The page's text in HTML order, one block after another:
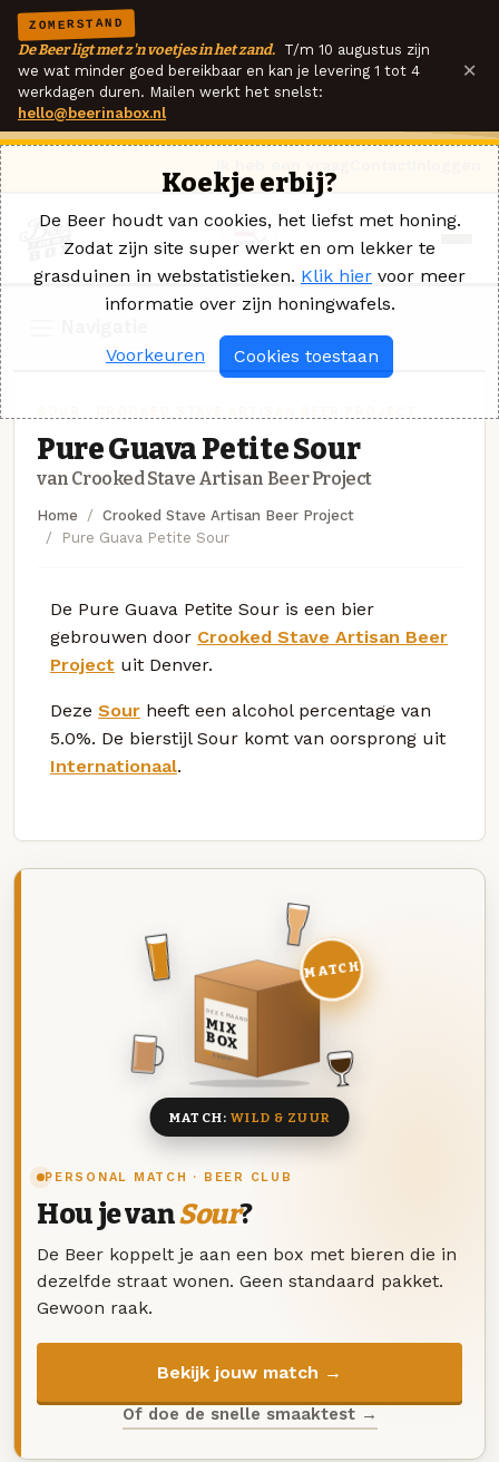
ZOMERSTAND
De Beer ligt met z'n voetjes in het zand. T/m 10 augustus zijn
we wat minder goed bereikbaar en kan je levering 1 tot 4
werkdagen duren. Mailen werkt het snelst:
hello@beerinabox.nl
×
Pure Guava Petite Sour
van Crooked Stave Artisan Beer Project
Home
Crooked Stave Artisan Beer Project
Pure Guava Petite Sour
De Pure Guava Petite Sour is een bier
gebrouwen door Crooked Stave Artisan Beer
Project uit Denver.
Deze Sour heeft een alcohol percentage van
5.0%. De bierstijl Sour komt van oorsprong uit
Internationaal.
PERSONAL MATCH · BEER CLUB
Hou je vanSour?
De Beer koppelt je aan een box met bieren die in
dezelfde straat wonen. Geen standaard pakket.
Gewoon raak.
Bekijk jouw match →
Of doe de snelle smaaktest →
DEZE MAAND
MIX
BOX
8 BIEREN
MATCH
MATCH:WILD & ZUUR
Koekje erbij?
De Beer houdt van cookies, het liefst met honing.
Zodat zijn site super werkt en om lekker te
grasduinen in webstatistieken. Klik hier voor meer
informatie over zijn honingwafels.
Voorkeuren Cookies toestaan